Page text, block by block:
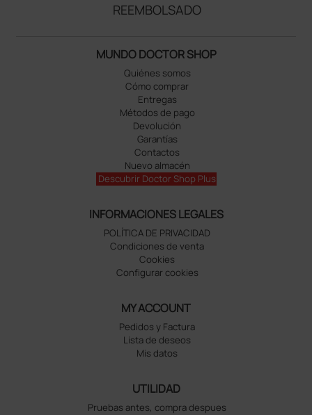
REEMBOLSADO
MUNDO DOCTOR SHOP
Quiénes somos
Cómo comprar
Entregas
Métodos de pago
Devolución
Garantías
Contactos
Nuevo almacén
Descubrir Doctor Shop Plus
INFORMACIONES LEGALES
POLÍTICA DE PRIVACIDAD
Condiciones de venta
Cookies
Configurar cookies
MY ACCOUNT
Pedidos y Factura
Lista de deseos
Mis datos
UTILIDAD
Pruebas antes, compra despues